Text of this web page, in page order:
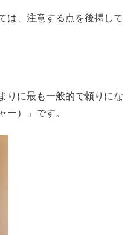
は、注意する点を後掲して
りに最も一般的で頼りにな
ー）」です。